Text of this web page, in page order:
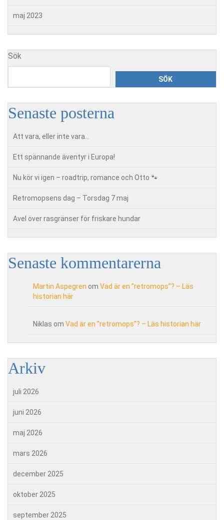
maj 2023
Sök
SÖK
Senaste posterna
Att vara, eller inte vara…
Ett spännande äventyr i Europa!
Nu kör vi igen – roadtrip, romance och Otto 🐾
Retromopsens dag – Torsdag 7 maj
Avel över rasgränser för friskare hundar
Senaste kommentarerna
Martin Aspegren om Vad är en ”retromops”? – Läs
historian här
Niklas om Vad är en ”retromops”? – Läs historian här
Arkiv
juli 2026
juni 2026
maj 2026
mars 2026
december 2025
oktober 2025
september 2025